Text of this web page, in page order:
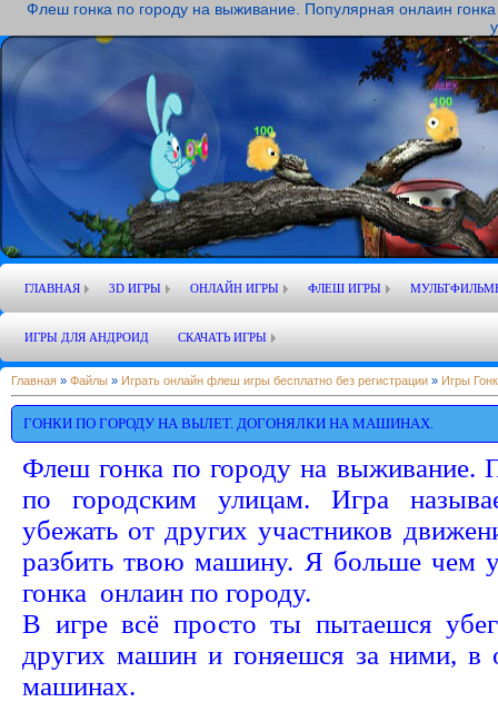
Флеш гонка по городу на выживание. Популярная онлаин
ГЛАВНАЯ 3D ИГРЫ ОНЛАЙН ИГРЫ ФЛЕШ ИГРЫ
ИГРЫ ДЛЯ АНДРОИД СКАЧАТЬ ИГРЫ
Главная » Файлы » Играть онлайн флеш игры бесплатно без регистрации » Игры
ГОНКИ ПО ГОРОДУ НА ВЫЛЕТ. ДОГОНЯЛКИ НА МАШИНАХ.
Флеш гонка по городу на выживание.
по городским улицам. Игра
убежать от других участников
разбить твою машину. Я больше чем
гонка онлаин по городу.
В игре всё просто ты пытаешся
других машин и гоняешся за ними, в
машинах.